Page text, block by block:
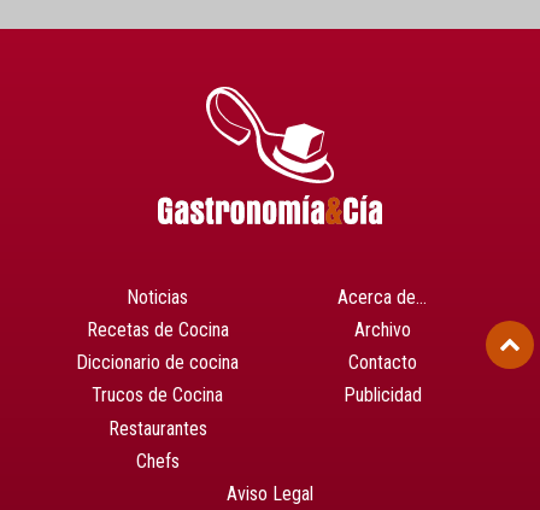
Noticias
Recetas de Cocina
Diccionario de cocina
Trucos de Cocina
Restaurantes
Chefs
Acerca de…
Archivo
Contacto
Publicidad
Aviso Legal